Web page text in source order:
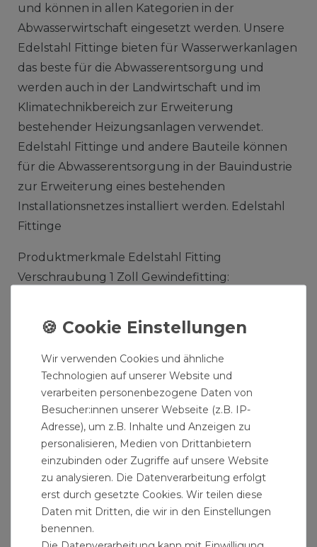
und können in allen Kategorien in der
Abwasserwirtschaft eingesetzt werden. Unsere
Edelstahl Fittinge bieten für Wasserwerkanlagen
das beste für die Abwasserentsorgung und
werden auch in der Landwirtschaft und im
Klimatechnikbereich zur Erweiterung
bestehender Heizungsanlagen verwendet.
Edelstahl Fittinge und andere Bauteile können
für die Abwasserentsorgung in der Bauindustrie
zur Erweiterung eines bestehenden
Installationsnetzes installiert werden. Edelstahl
Fittinge
Produktmerkmale Edelstahl Fitting
Verschraubung 1 Zoll Gewindefitting:
sein hoher Korrosionswiderstand sowie seine
Aufgrund dieser Eigenschaft finden
austenitischen Edelstähle überwiegend
dort Anwendung wo Werkstoffe während
ihres Einsatzes hohen Belastungen
ausgesetzt werden.
Die Werkstoffgüte AISI 304 zeichnet sich
aus durch eine hohe Ermüdungsresistenz
mit wenig Anfälligkeit zum Bruch aus und
Wir verwenden Cookies und ähnliche
Technologien auf unserer Website und
verarbeiten personenbezogene Daten von
Besucher:innen unserer Webseite (z.B. IP-
Adresse), um z.B. Inhalte und Anzeigen zu
personalisieren, Medien von Drittanbietern
einzubinden oder Zugriffe auf unsere Website
zu analysieren. Die Datenverarbeitung erfolgt
erst durch gesetzte Cookies. Wir teilen diese
Daten mit Dritten, die wir in den Einstellungen
benennen.